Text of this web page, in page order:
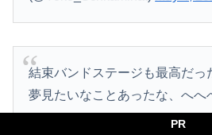
結束バンドステージも最高だっ
夢見たいなことあったな、へ
PR